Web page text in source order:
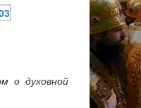
о духовной